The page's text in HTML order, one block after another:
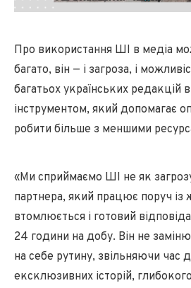
Про використання ШІ в медіа
багато, він — і загроза, і
багатьох українських редакцій
інструментом, який допомагає
робити більше з меншими
«Ми сприймаємо ШІ не як
партнера, який працює поруч із
втомлюється і готовий
24 години на добу. Він не
на себе рутину, звільняючи час
ексклюзивних історій,